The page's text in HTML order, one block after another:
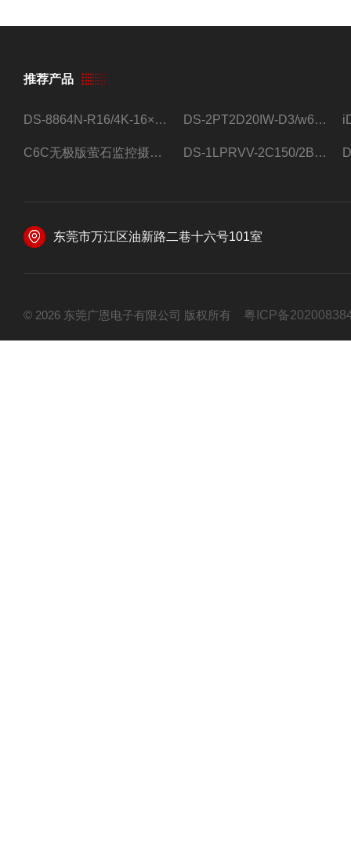
推荐产品
DS-8864N-R16/4K-16×4T/希捷16盘位录像机 DS-2PT2D20IW-D3/w64路高清硬盘录像机
C6C无极版萤石监控摄像头 DS-1LPRVV-2C150/2B监控室外夜视高清电源线护套线200米/卷
东莞市万江区油新路二巷十六号101室
© 2026 东莞广恩电子有限公司 版权所有 粤ICP备